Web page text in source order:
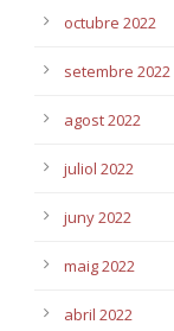
octubre 2022
setembre 2022
agost 2022
juliol 2022
juny 2022
maig 2022
abril 2022